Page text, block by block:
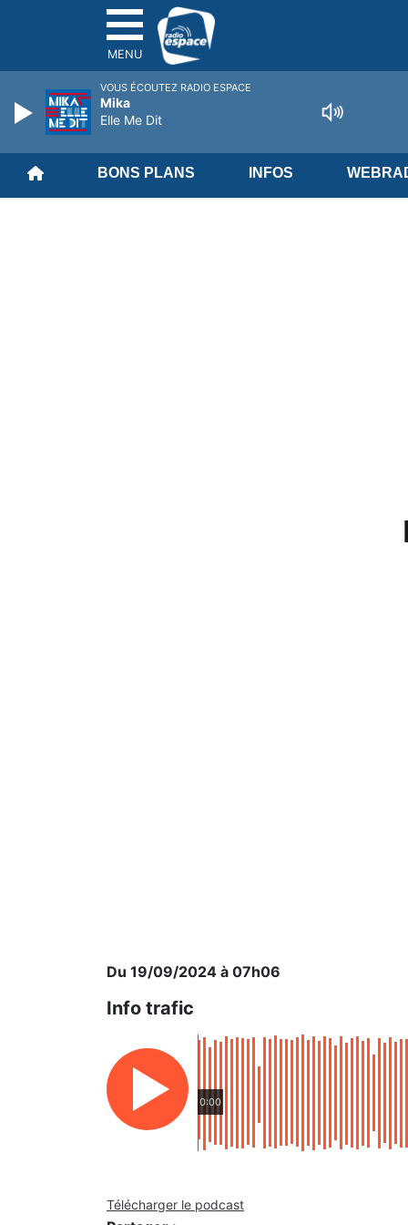
MENU
BONS PLANS INFOS
Du 19/09/2024 à 07h06
Info trafic
0:00
Télécharger le podcast
VOUS ÉCOUTEZ RADIO ESPACE
Mika
Elle Me Dit